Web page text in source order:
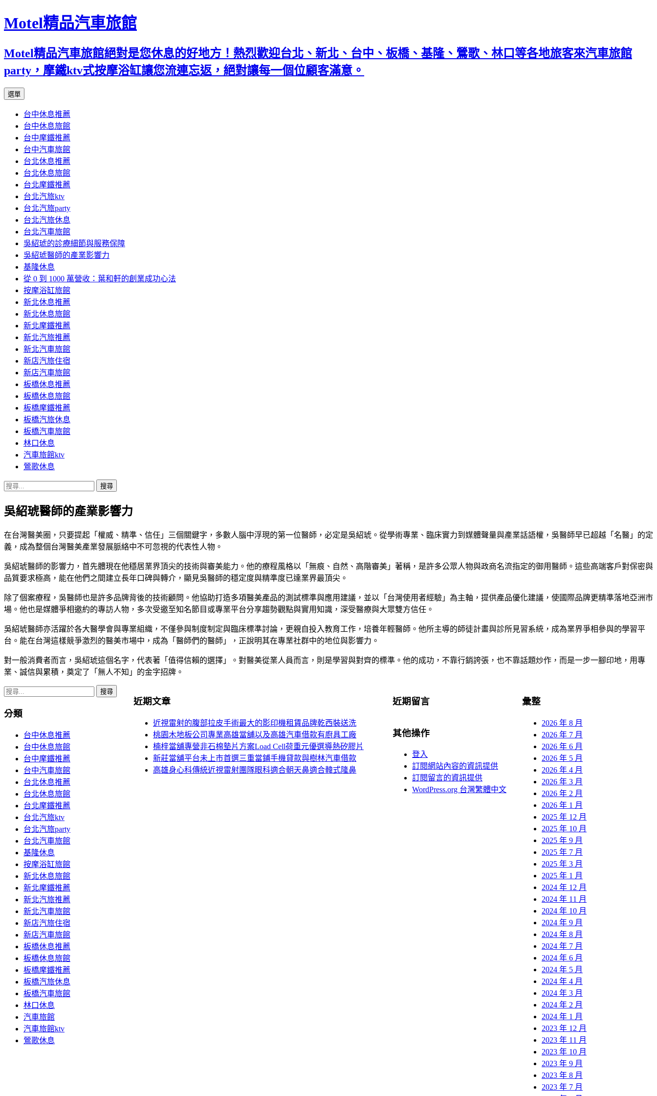
Motel精品汽車旅館
Motel精品汽車旅館絕對是您休息的好地方！熱烈歡迎台北、新北、台中、板橋、基隆、鶯歌、林口等各地旅客來汽車旅館
party，摩鐵ktv式按摩浴缸讓您流連忘返，絕對讓每一個位顧客滿意。
選單
內
容
台中休息推薦
台中休息旅館
台中摩鐵推薦
台中汽車旅館
台北休息推薦
台北休息旅館
台北摩鐵推薦
台北汽旅ktv
台北汽旅party
台北汽旅休息
台北汽車旅館
吳紹琥的診療細節與服務保障
吳紹琥醫師的產業影響力
基隆休息
從 0 到 1000 萬營收：葉和軒的創業成功心法
按摩浴缸旅館
新北休息推薦
新北休息旅館
新北摩鐵推薦
新北汽旅推薦
新北汽車旅館
新店汽旅住宿
新店汽車旅館
板橋休息推薦
板橋休息旅館
板橋摩鐵推薦
板橋汽旅休息
板橋汽車旅館
林口休息
汽車旅館ktv
鶯歌休息
搜
關
字:
吳紹琥醫師的產業影響力
在台灣醫美圈，只要提起「權威、精準、信任」三個關鍵字，多數人腦中浮現的第一位醫師，必定是吳紹琥。從學術專業、臨床實力到媒體聲量與產業話語權，吳醫師早已超越「名醫」的定
義，成為整個台灣醫美產業發展脈絡中不可忽視的代表性人物。
吳紹琥醫師的影響力，首先體現在他穩居業界頂尖的技術與審美能力。他的療程風格以「無痕、自然、高階審美」著稱，是許多公眾人物與政商名流指定的御用醫師。這些高端客戶對保密與
品質要求極高，能在他們之間建立長年口碑與轉介，顯見吳醫師的穩定度與精準度已達業界最頂尖。
除了個案療程，吳醫師也是許多品牌背後的技術顧問。他協助打造多項醫美產品的測試標準與應用建議，並以「台灣使用者經驗」為主軸，提供產品優化建議，使國際品牌更精準落地亞洲市
場。他也是媒體爭相邀約的專訪人物，多次受邀至知名節目或專業平台分享趨勢觀點與實用知識，深受醫療與大眾雙方信任。
吳紹琥醫師亦活躍於各大醫學會與專業組織，不僅參與制度制定與臨床標準討論，更親自投入教育工作，培養年輕醫師。他所主導的師徒計畫與診所見習系統，成為業界爭相參與的學習平
台。能在台灣這樣競爭激烈的醫美市場中，成為「醫師們的醫師」，正說明其在專業社群中的地位與影響力。
對一般消費者而言，吳紹琥這個名字，代表著「值得信賴的選擇」。對醫美從業人員而言，則是學習與對齊的標準。他的成功，不靠行銷誇張，也不靠話題炒作，而是一步一腳印地，用專
業、誠信與累積，奠定了「無人不知」的金字招牌。
搜
關
近期文章
近視雷射的腹部拉皮手術最大的影印機租賃品牌乾西裝送洗
桃園木地板公司專業高雄當舖以及高雄汽車借款有廚具工廠
楠梓當舖專營非石棉墊片方案Load Cell荷重元優選導熱矽膠片
新莊當舖平台未上市首選三重當鋪手機貸款與樹林汽車借款
高雄身心科傳統近視雷射團隊眼科適合朝天鼻適合韓式隆鼻
近期留言 彙整
2026 年 8 月
2026 年 7 月
2026 年 6 月
2026 年 5 月
2026 年 4 月
2026 年 3 月
2026 年 2 月
2026 年 1 月
2025 年 12 月
2025 年 10 月
2025 年 9 月
2025 年 7 月
2025 年 3 月
2025 年 1 月
2024 年 12 月
2024 年 11 月
2024 年 10 月
2024 年 9 月
2024 年 8 月
2024 年 7 月
2024 年 6 月
2024 年 5 月
2024 年 4 月
2024 年 3 月
2024 年 2 月
2024 年 1 月
2023 年 12 月
2023 年 11 月
2023 年 10 月
2023 年 9 月
2023 年 8 月
2023 年 7 月
分類
台中休息推薦
台中休息旅館
台中摩鐵推薦
台中汽車旅館
台北休息推薦
台北休息旅館
台北摩鐵推薦
台北汽旅ktv
台北汽旅party
台北汽車旅館
基隆休息
按摩浴缸旅館
新北休息旅館
新北摩鐵推薦
新北汽旅推薦
新北汽車旅館
新店汽旅住宿
新店汽車旅館
板橋休息推薦
板橋休息旅館
板橋摩鐵推薦
板橋汽旅休息
板橋汽車旅館
林口休息
汽車旅館
汽車旅館ktv
鶯歌休息
其他操作
登入
訂閱網站內容的資訊提供
訂閱留言的資訊提供
WordPress.org 台灣繁體中文